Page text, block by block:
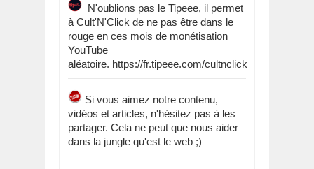
N'oublions pas le Tipeee, il permet
à Cult'N'Click de ne pas être dans le
rouge en ces mois de monétisation
YouTube
aléatoire. https://fr.tipeee.com/cultnclick
Si vous aimez notre contenu,
vidéos et articles, n'hésitez pas à les
partager. Cela ne peut que nous aider
dans la jungle qu'est le web ;)